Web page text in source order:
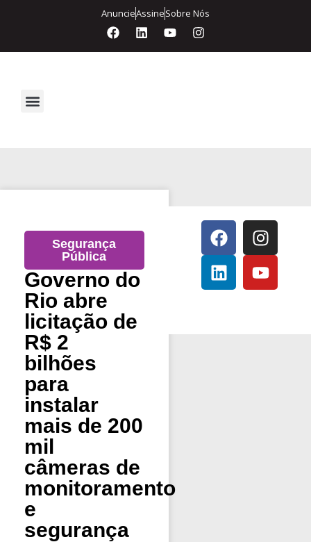
AnuncieAssineSobre Nós
Segurança
Pública
Governo do
Rio abre
licitação de
R$ 2
bilhões
para
instalar
mais de 200
mil
câmeras de
monitoramento
e
segurança